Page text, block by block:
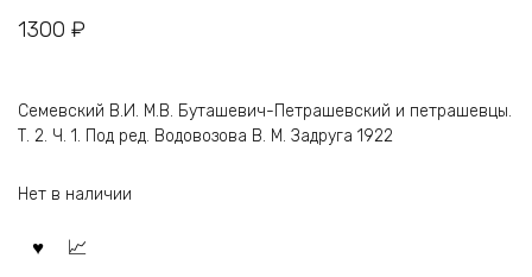
1300 ₽
Семевский В.И. М.В. Буташевич-Петрашевский и петрашевцы.
Т. 2. Ч. 1. Под ред. Водовозова В. М. Задруга 1922
Нет в наличии